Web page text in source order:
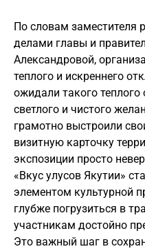
По словам заместителя
делами главы и
Александровой,
теплого и искреннего
ожидали такого
светлого и чистого
грамотно выстроили
визитную карточку
экспозиции просто
«Вкус улусов Якутии»
элементом культурной
глубже погрузиться в
участникам достойно
Это важный шаг в